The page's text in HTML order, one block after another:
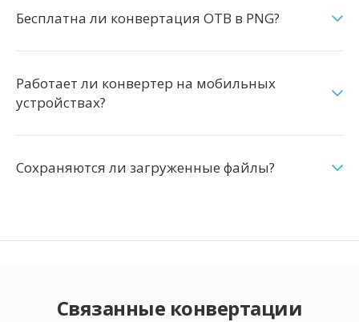
Бесплатна ли конвертация OTB в PNG?
Работает ли конвертер на мобильных
устройствах?
Сохраняются ли загруженные файлы?
Связанные конвертации